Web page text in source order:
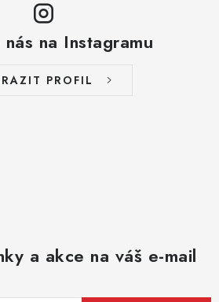
na Instagramu
PROFIL
a akce na váš e-mail